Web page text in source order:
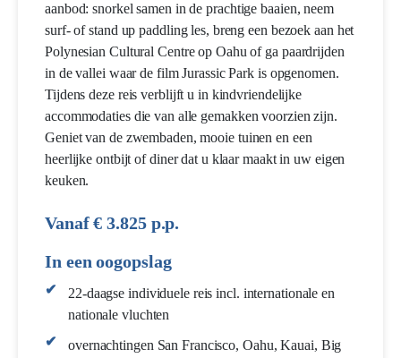
aanbod: snorkel samen in de prachtige baaien, neem
surf- of stand up paddling les, breng een bezoek aan het
Polynesian Cultural Centre op Oahu of ga paardrijden
in de vallei waar de film Jurassic Park is opgenomen.
Tijdens deze reis verblijft u in kindvriendelijke
accommodaties die van alle gemakken voorzien zijn.
Geniet van de zwembaden, mooie tuinen en een
heerlijke ontbijt of diner dat u klaar maakt in uw eigen
keuken.
Vanaf € 3.825 p.p.
In een oogopslag
22-daagse individuele reis incl. internationale en
nationale vluchten
overnachtingen San Francisco, Oahu, Kauai, Big